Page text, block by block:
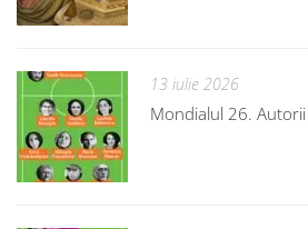
13 iulie 2026
Mondialul 26.